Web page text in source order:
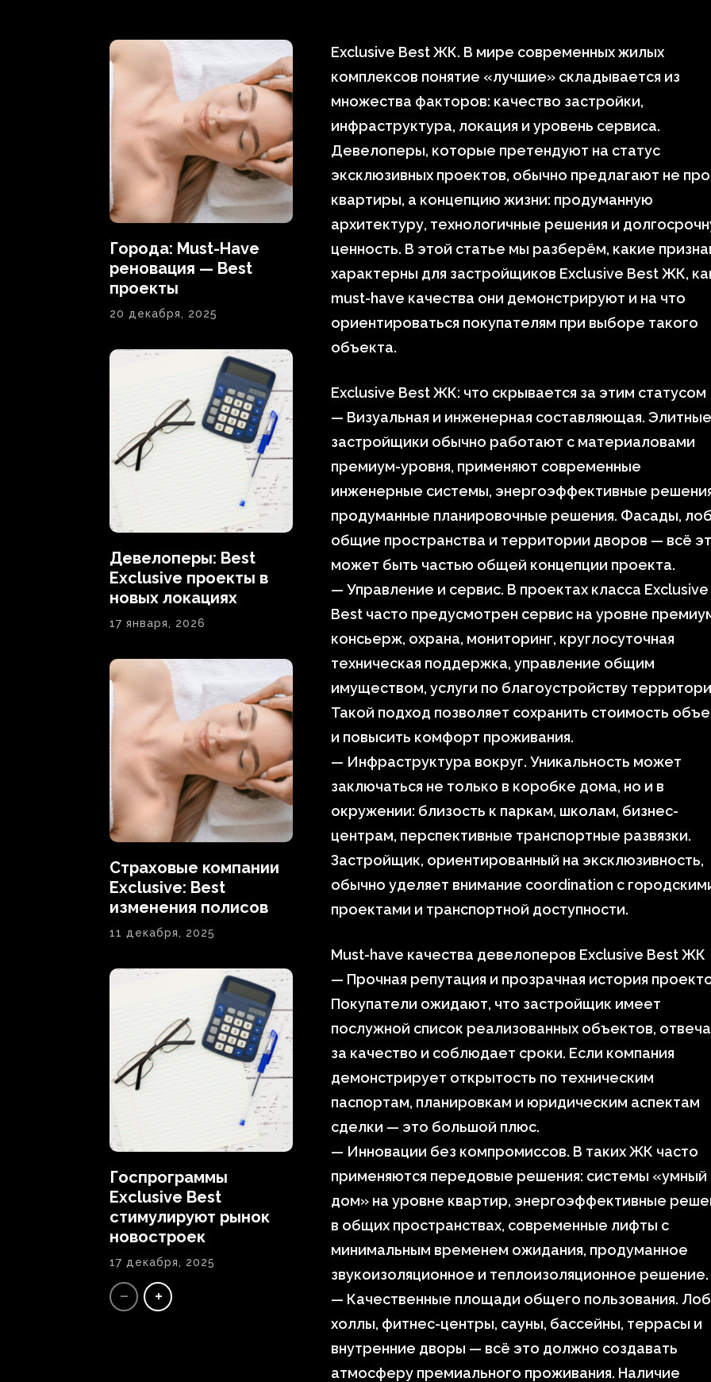
Города: Must-Have
реновация — Best
проекты
20 декабря, 2025
Девелоперы: Best
Exclusive проекты в
новых локациях
17 января, 2026
Страховые компании
Exclusive: Best
изменения полисов
11 декабря, 2025
Госпрограммы
Exclusive Best
стимулируют рынок
новостроек
17 декабря, 2025
Exclusive Best ЖК. В мире современных жилых
комплексов понятие «лучшие» складывается из
множества факторов: качество застройки,
инфраструктура, локация и уровень сервиса.
Девелоперы, которые претендуют на статус
эксклюзивных проектов, обычно предлагают не
квартиры, а концепцию жизни: продуманную
архитектуру, технологичные решения и
ценность. В этой статье мы разберём, какие
характерны для застройщиков Exclusive Best ЖК,
must-have качества они демонстрируют и на что
ориентироваться покупателям при выборе такого
объекта.
Exclusive Best ЖК: что скрывается за этим статусом
— Визуальная и инженерная составляющая. Элитные
застройщики обычно работают с материаловами
премиум-уровня, применяют современные
инженерные системы, энергоэффективные
продуманные планировочные решения. Фасады,
общие пространства и территории дворов — всё
может быть частью общей концепции проекта.
— Управление и сервис. В проектах класса Exclusive
Best часто предусмотрен сервис на уровне
консьерж, охрана, мониторинг, круглосуточная
техническая поддержка, управление общим
имуществом, услуги по благоустройству
Такой подход позволяет сохранить стоимость
и повысить комфорт проживания.
— Инфраструктура вокруг. Уникальность может
заключаться не только в коробке дома, но и в
окружении: близость к паркам, школам, бизнес-
центрам, перспективные транспортные развязки.
Застройщик, ориентированный на эксклюзивность,
обычно уделяет внимание coordination с
проектами и транспортной доступности.
Must-have качества девелоперов Exclusive Best ЖК
— Прочная репутация и прозрачная история
Покупатели ожидают, что застройщик имеет
послужной список реализованных объектов,
за качество и соблюдает сроки. Если компания
демонстрирует открытость по техническим
паспортам, планировкам и юридическим аспектам
сделки — это большой плюс.
— Инновации без компромиссов. В таких ЖК часто
применяются передовые решения: системы «умный
дом» на уровне квартир, энергоэффективные
в общих пространствах, современные лифты с
минимальным временем ожидания, продуманное
звукоизоляционное и теплоизоляционное решение.
— Качественные площади общего пользования.
холлы, фитнес-центры, сауны, бассейны, террасы и
внутренние дворы — всё это должно создавать
атмосферу премиального проживания. Наличие